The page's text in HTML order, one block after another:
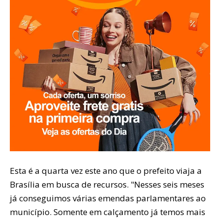
Esta é a quarta vez este ano que o prefeito viaja a
Brasília em busca de recursos. "Nesses seis meses
já conseguimos várias emendas parlamentares ao
município. Somente em calçamento já temos mais